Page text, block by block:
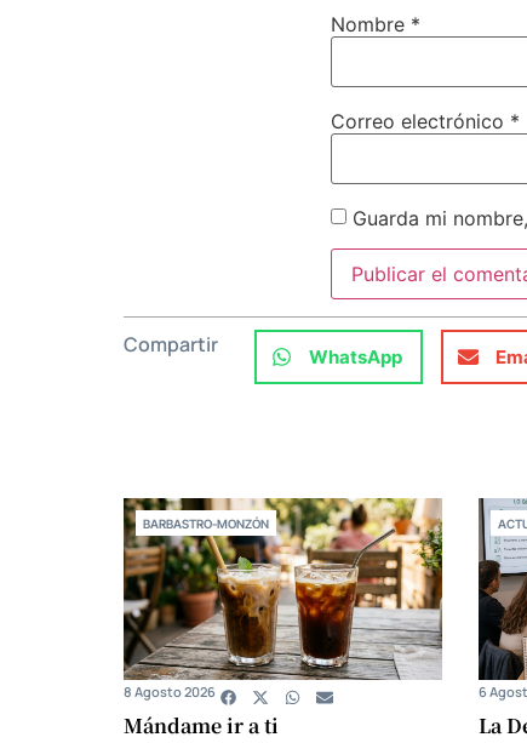
Nombre *
Correo electrónico *
Guarda mi
Compartir WhatsApp
BARBASTRO-MONZÓN
Mándame ir a ti
8 Agosto 2026
La
6